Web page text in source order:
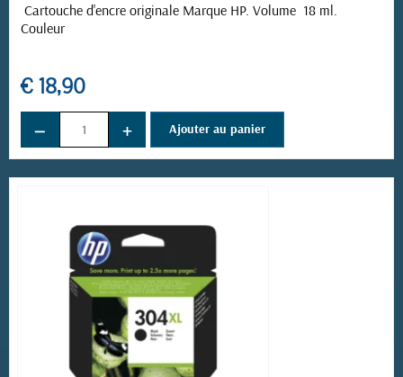
Cartouche d'encre originale Marque HP. Volume 18 ml.
Couleur
€ 18,90
− + Ajouter au panier